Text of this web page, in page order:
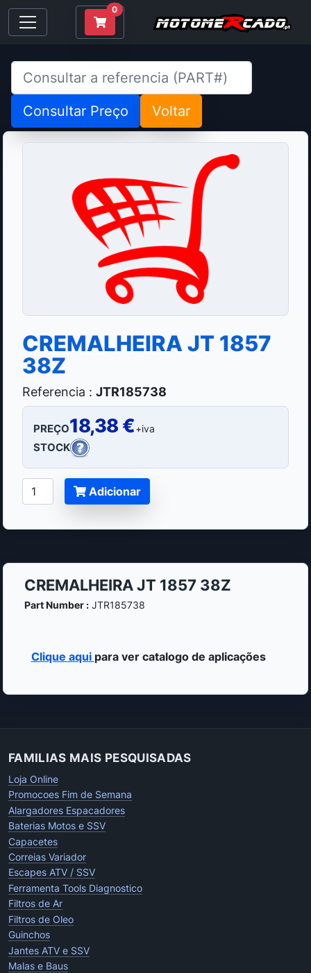
0
Consultar Preço Voltar
CREMALHEIRA JT 1857
38Z
Referencia : JTR185738
PREÇO18,38 €+iva
STOCK
Adicionar
CREMALHEIRA JT 1857 38Z
Part Number :JTR185738
Clique aqui para ver catalogo de aplicações
FAMILIAS MAIS PESQUISADAS
Loja Online
Promocoes Fim de Semana
Alargadores Espacadores
Baterias Motos e SSV
Capacetes
Correias Variador
Escapes ATV / SSV
Ferramenta Tools Diagnostico
Filtros de Ar
Filtros de Oleo
Guinchos
Jantes ATV e SSV
Malas e Baus